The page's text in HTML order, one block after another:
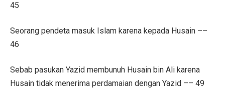
45
Seorang pendeta masuk Islam karena kepada Husain ––
46
Sebab pasukan Yazid membunuh Husain bin Ali karena
Husain tidak menerima perdamaian dengan Yazid –– 49